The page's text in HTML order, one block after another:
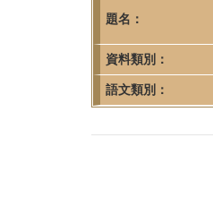
題名：
資料類別：
語文類別：